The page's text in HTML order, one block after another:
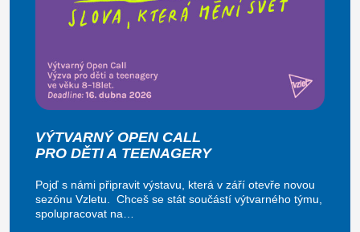
VÝTVARNÝ OPEN CALL
PRO DĚTI A TEENAGERY
Pojď s námi připravit výstavu, která v září otevře novou
sezónu Vzletu. Chceš se stát součástí výtvarného týmu,
spolupracovat na…